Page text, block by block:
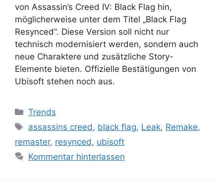
von Assassin’s Creed IV: Black Flag hin,
möglicherweise unter dem Titel „Black Flag
Resynced“. Diese Version soll nicht nur
technisch modernisiert werden, sondern auch
neue Charaktere und zusätzliche Story-
Elemente bieten. Offizielle Bestätigungen von
Ubisoft stehen noch aus.
Kategorien
Trends
Schlagwörter
assassins creed , black flag, Leak, Remake,
remaster, resynced , ubisoft
Kommentar hinterlassen